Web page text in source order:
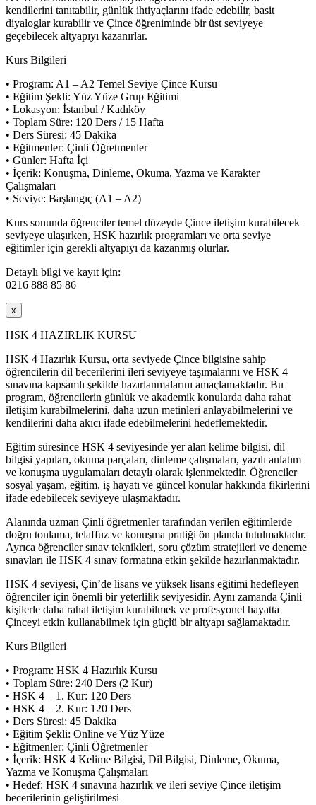
kendilerini tanıtabilir, günlük ihtiyaçlarını ifade edebilir, basit
diyaloglar kurabilir ve Çince öğreniminde bir üst seviyeye
geçebilecek altyapıyı kazanırlar.
Kurs Bilgileri
• Program: A1 – A2 Temel Seviye Çince Kursu
• Eğitim Şekli: Yüz Yüze Grup Eğitimi
• Lokasyon: İstanbul / Kadıköy
• Toplam Süre: 120 Ders / 15 Hafta
• Ders Süresi: 45 Dakika
• Eğitmenler: Çinli Öğretmenler
• Günler: Hafta İçi
• İçerik: Konuşma, Dinleme, Okuma, Yazma ve Karakter
Çalışmaları
• Seviye: Başlangıç (A1 – A2)
Kurs sonunda öğrenciler temel düzeyde Çince iletişim kurabilecek
seviyeye ulaşırken, HSK hazırlık programları ve orta seviye
eğitimler için gerekli altyapıyı da kazanmış olurlar.
Detaylı bilgi ve kayıt için:
0216 888 85 86
x
HSK 4 HAZIRLIK KURSU
HSK 4 Hazırlık Kursu, orta seviyede Çince bilgisine sahip
öğrencilerin dil becerilerini ileri seviyeye taşımalarını ve HSK 4
sınavına kapsamlı şekilde hazırlanmalarını amaçlamaktadır. Bu
program, öğrencilerin günlük ve akademik konularda daha rahat
iletişim kurabilmelerini, daha uzun metinleri anlayabilmelerini ve
kendilerini daha akıcı ifade edebilmelerini hedeflemektedir.
Eğitim süresince HSK 4 seviyesinde yer alan kelime bilgisi, dil
bilgisi yapıları, okuma parçaları, dinleme çalışmaları, yazılı anlatım
ve konuşma uygulamaları detaylı olarak işlenmektedir. Öğrenciler
sosyal yaşam, eğitim, iş hayatı ve güncel konular hakkında fikirlerini
ifade edebilecek seviyeye ulaşmaktadır.
Alanında uzman Çinli öğretmenler tarafından verilen eğitimlerde
doğru tonlama, telaffuz ve konuşma pratiği ön planda tutulmaktadır.
Ayrıca öğrenciler sınav teknikleri, soru çözüm stratejileri ve deneme
sınavları ile HSK 4 sınav formatına etkin şekilde hazırlanmaktadır.
HSK 4 seviyesi, Çin’de lisans ve yüksek lisans eğitimi hedefleyen
öğrenciler için önemli bir yeterlilik seviyesidir. Aynı zamanda Çinli
kişilerle daha rahat iletişim kurabilmek ve profesyonel hayatta
Çinceyi etkin kullanabilmek için güçlü bir altyapı sağlamaktadır.
Kurs Bilgileri
• Program: HSK 4 Hazırlık Kursu
• Toplam Süre: 240 Ders (2 Kur)
• HSK 4 – 1. Kur: 120 Ders
• HSK 4 – 2. Kur: 120 Ders
• Ders Süresi: 45 Dakika
• Eğitim Şekli: Online ve Yüz Yüze
• Eğitmenler: Çinli Öğretmenler
• İçerik: HSK 4 Kelime Bilgisi, Dil Bilgisi, Dinleme, Okuma,
Yazma ve Konuşma Çalışmaları
• Hedef: HSK 4 sınavına hazırlık ve ileri seviye Çince iletişim
becerilerinin geliştirilmesi